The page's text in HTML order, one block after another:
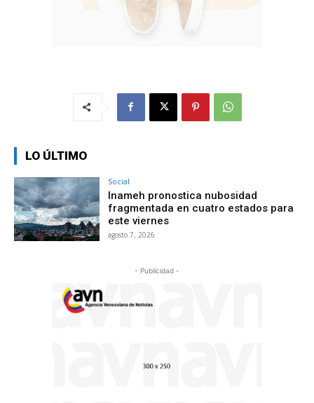
LO ÚLTIMO
Social
Inameh pronostica nubosidad
fragmentada en cuatro estados para
este viernes
agosto 7, 2026
- Publicidad -